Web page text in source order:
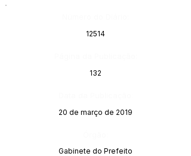
12514
132
20 de março de 2019
Gabinete do Prefeito